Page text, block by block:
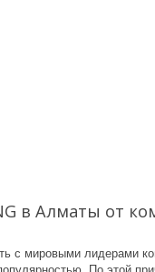
в Алматы от
с мировыми лидерами